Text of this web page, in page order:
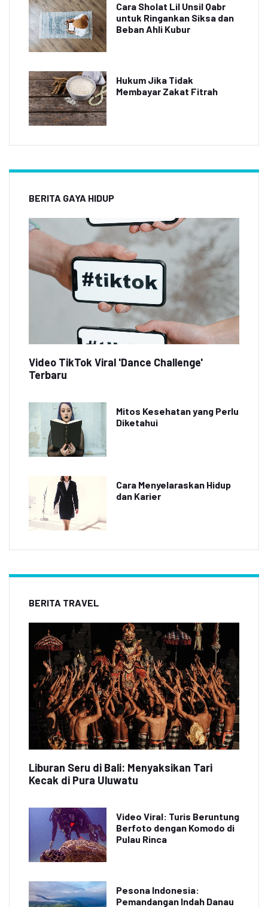
Cara Sholat Lil Unsil Qabr
untuk Ringankan Siksa dan
Beban Ahli Kubur
Hukum Jika Tidak
Membayar Zakat Fitrah
BERITA GAYA HIDUP
Video TikTok Viral 'Dance Challenge'
Terbaru
Mitos Kesehatan yang Perlu
Diketahui
Cara Menyelaraskan Hidup
dan Karier
BERITA TRAVEL
Liburan Seru di Bali: Menyaksikan Tari
Kecak di Pura Uluwatu
Video Viral: Turis Beruntung
Berfoto dengan Komodo di
Pulau Rinca
Pesona Indonesia:
Pemandangan Indah Danau